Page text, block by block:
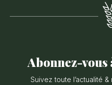
Abonnez-
Suivez toute l’actualité